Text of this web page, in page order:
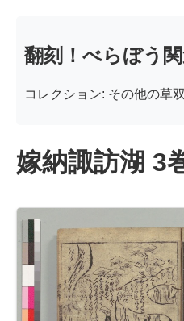
翻刻！べらぼう
コレクション: その他の草
嫁納諏訪湖 3